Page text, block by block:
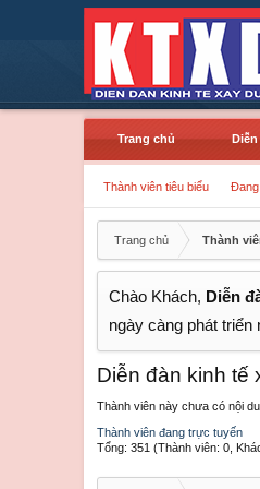
Trang chủ
Thành viên tiêu biểu
Trang chủ Thành
Chào Khách, Diễn
ngày càng phát triển
Diễn đàn kinh tế
Thành viên này chưa có nội
Thành viên đang trực tuyến
Tổng: 351 (Thành viên: 0,